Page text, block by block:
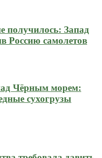
получилось: Запад
Россию самолетов
Чёрным морем:
сухогрузы